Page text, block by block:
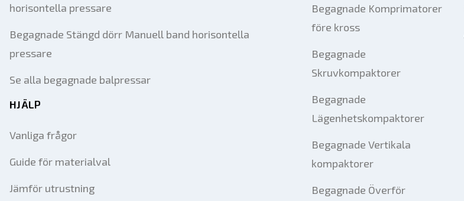
horisontella pressare
Begagnade Stängd dörr Manuell band horisontella
pressare
Se alla begagnade balpressar
HJÄLP
Vanliga frågor
Guide för materialval
Jämför utrustning
Begagnade Komprimatorer
före kross
Begagnade
Skruvkompaktorer
Begagnade
Lägenhetskompaktorer
Begagnade Vertikala
kompaktorer
Begagnade Överför